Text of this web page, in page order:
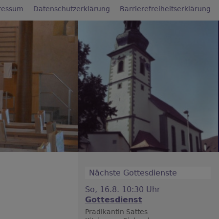
Datenschutzerklärung Barrierefreiheitserklärung
Nächste Gottesdienste
So, 16.8. 10:30 Uhr
Gottesdienst
Prädikantin Sattes